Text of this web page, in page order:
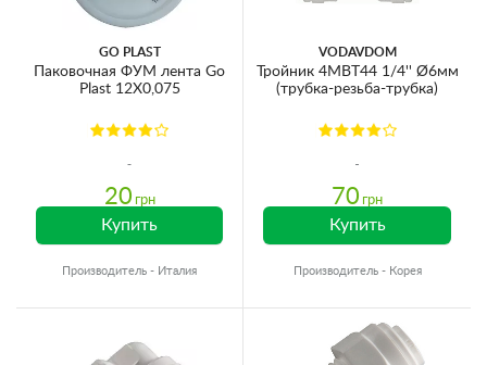
GO PLAST
Паковочная ФУМ лента Go
Plast 12X0,075
20 грн
Купить
Производитель - Италия
VODAVDOM
Тройник 4МВТ44 1/4'' Ø6мм
(трубка-резьба-трубка)
70 грн
Купить
Производитель - Корея